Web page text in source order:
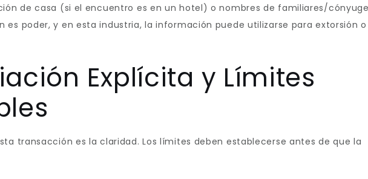
de casa (si el encuentro es en un hotel) o nombres de familiares/
es poder, y en esta industria, la información puede utilizarse para extorsión o
Explícita y Límites
transacción es la claridad. Los límites deben establecerse antes de que la